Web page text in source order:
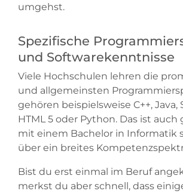
umgehst.
Spezifische
und Softwarekenntnisse
Viele Hochschulen lehren die
und allgemeinsten
gehören beispielsweise C++, Java,
HTML 5 oder Python. Das ist auch
mit einem Bachelor in Informatik
über ein breites
Bist du erst einmal im Beruf
merkst du aber schnell, dass